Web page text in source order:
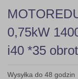
Skip
to
the
beginning
of
the
gallery
0,75kW
i40 *35
Wysyłka do 48 godzin